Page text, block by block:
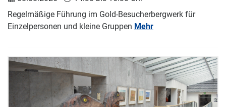
Regelmäßige Führung im Gold-Besucherbergwerk für
Einzelpersonen und kleine Gruppen Mehr